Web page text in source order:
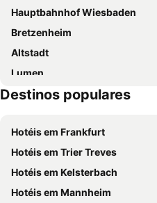
Gästehaus Dautermann
Burg & Gästehaus by Schwarzenstein
Das Crass
Atrium Hotel Mainz
Hauptbahnhof Wiesbaden
Bretzenheim
Altstadt
Lumen
Kulinarische Wanderung um Obst Spargel und Wein
Bäderhaus
Historisches Museum am Strom Hildegard von Bingen
Drosselgasse
Auringen
Destinos populares
Hotéis em Frankfurt
Hotéis em Trier Treves
Hotéis em Kelsterbach
Hotéis em Mannheim